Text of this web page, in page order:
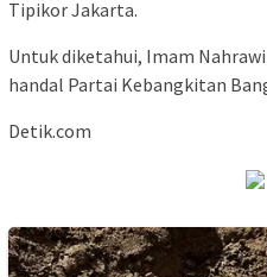
Tipikor Jakarta.
Untuk diketahui, Imam
handal Partai Kebangkitan
Detik.com